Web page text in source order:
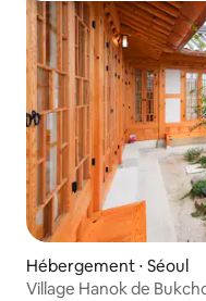
Hébergement ⋅ Séoul
Village Hanok de